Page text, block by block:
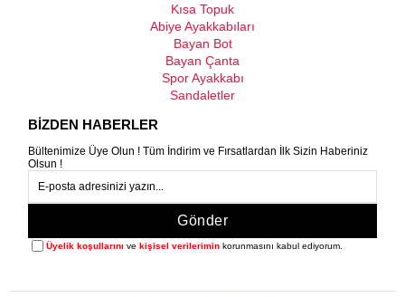
Kısa Topuk
Abiye Ayakkabıları
Bayan Bot
Bayan Çanta
Spor Ayakkabı
Sandaletler
BİZDEN HABERLER
Bültenimize Üye Olun ! Tüm İndirim ve Fırsatlardan İlk Sizin Haberiniz
Olsun !
Gönder
Üyelik koşullarını vekişisel verilerimin korunmasını kabul ediyorum.